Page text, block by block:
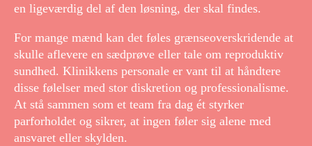
en ligeværdig del af den løsning, der skal findes.
For mange mænd kan det føles grænseoverskridende at
skulle aflevere en sædprøve eller tale om reproduktiv
sundhed. Klinikkens personale er vant til at håndtere
disse følelser med stor diskretion og professionalisme.
At stå sammen som et team fra dag ét styrker
parforholdet og sikrer, at ingen føler sig alene med
ansvaret eller skylden.